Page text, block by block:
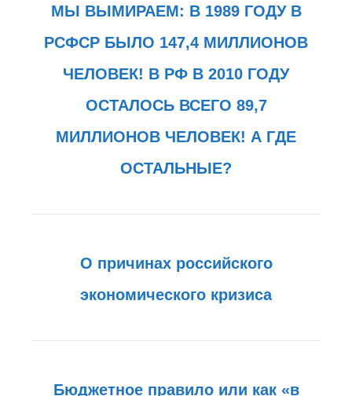
МЫ ВЫМИРАЕМ: В 1989 ГОДУ В
РСФСР БЫЛО 147,4 МИЛЛИОНОВ
ЧЕЛОВЕК! В РФ В 2010 ГОДУ
ОСТАЛОСЬ ВСЕГО 89,7
МИЛЛИОНОВ ЧЕЛОВЕК! А ГДЕ
ОСТАЛЬНЫЕ?
О причинах российского
экономического кризиса
Бюджетное правило или как «в